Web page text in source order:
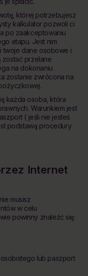
której potrzebujesz
kalkulator pozwoli ci
po zaakceptowaniu
etapu. Jest nim
twoje dane osobowe i
zostać przelane
na dokonaniu
zostanie zwrócona na
każda osoba, która
Warunkiem jest
( jeśli nie jesteś
podstawą procedury
Internet
musisz
w celu
powinny znaleźć się:
lub paszport